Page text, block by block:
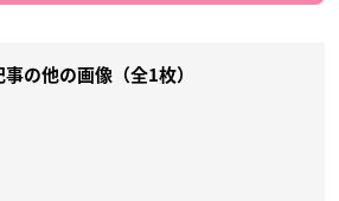
事の他の画像（全1枚）